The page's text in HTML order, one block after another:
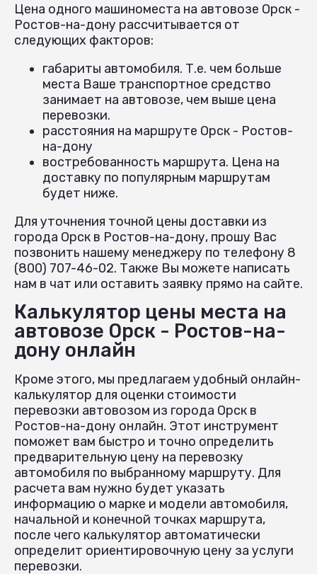
Цена одного машиноместа на автовозе Орск -
Ростов-на-дону рассчитывается от
следующих факторов:
габариты автомобиля. Т.е. чем больше
места Ваше транспортное средство
занимает на автовозе, чем выше цена
перевозки.
расстояния на маршруте Орск - Ростов-
на-дону
востребованность маршрута. Цена на
доставку по популярным маршрутам
будет ниже.
Для уточнения точной цены доставки из
города Орск в Ростов-на-дону, прошу Вас
позвонить нашему менеджеру по телефону 8
(800) 707-46-02. Также Вы можете написать
нам в чат или оставить заявку прямо на сайте.
Калькулятор цены места на
автовозе Орск - Ростов-на-
дону онлайн
Кроме этого, мы предлагаем удобный онлайн-
калькулятор для оценки стоимости
перевозки автовозом из города Орск в
Ростов-на-дону онлайн. Этот инструмент
поможет вам быстро и точно определить
предварительную цену на перевозку
автомобиля по выбранному маршруту. Для
расчета вам нужно будет указать
информацию о марке и модели автомобиля,
начальной и конечной точках маршрута,
после чего калькулятор автоматически
определит ориентировочную цену за услуги
перевозки.